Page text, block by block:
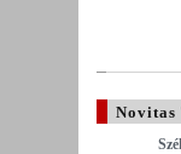
Novitas